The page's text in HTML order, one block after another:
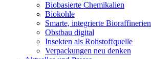
Biobasierte Chemikalien
Biokohle
Smarte, integrierte Bioraffinerien
Obstbau digital
Insekten als Rohstoffquelle
Verpackungen neu denken